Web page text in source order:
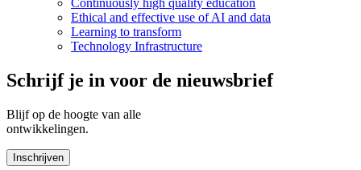
Ethical and effective use of AI and data
Learning to transform
Technology Infrastructure
Schrijf je in voor de nieuwsbrief
Blijf op de hoogte van alle
ontwikkelingen.
Inschrijven